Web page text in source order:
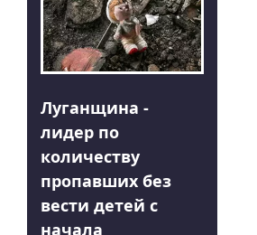
Луганщина -
лидер по
количеству
пропавших без
вести детей с
начала